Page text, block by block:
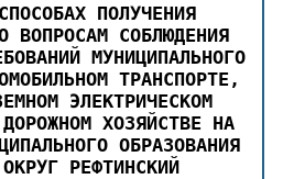
ПОЛУЧЕНИЯ
ВОПРОСАМ СОБЛЮДЕНИЯ
МУНИЦИПАЛЬНОГО
ТРАНСПОРТЕ,
ЭЛЕКТРИЧЕСКОМ
ХОЗЯЙСТВЕ НА
ОБРАЗОВАНИЯ
РЕФТИНСКИЙ